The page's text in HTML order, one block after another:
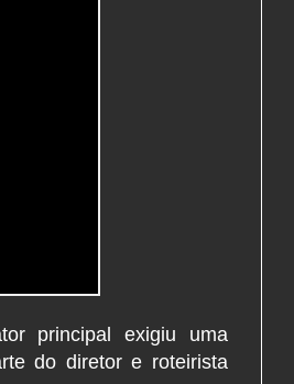
principal exigiu uma
do diretor e roteirista